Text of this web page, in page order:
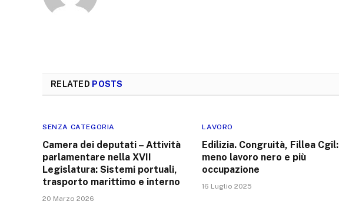
RELATED POSTS
SENZA CATEGORIA
Camera dei deputati – Attività
parlamentare nella XVII
Legislatura: Sistemi portuali,
trasporto marittimo e interno
20 Marzo 2026
LAVORO
Edilizia. Congruità, Fillea Cgil:
meno lavoro nero e più
occupazione
16 Luglio 2025